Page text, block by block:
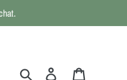
RechercherSe connecter